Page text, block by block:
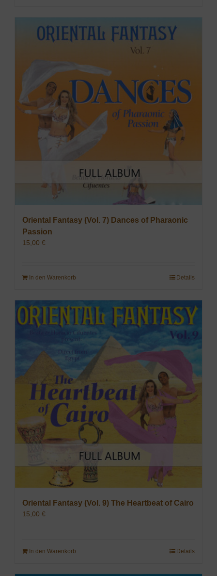
Oriental Fantasy (Vol. 7) Dances of Pharaonic
Passion
15,00 €
In den Warenkorb Details
Oriental Fantasy (Vol. 9) The Heartbeat of Cairo
15,00 €
In den Warenkorb Details